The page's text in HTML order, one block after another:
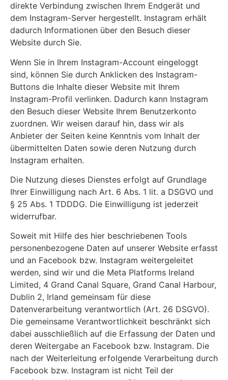
direkte Verbindung zwischen Ihrem Endgerät und
dem Instagram-Server hergestellt. Instagram erhält
dadurch Informationen über den Besuch dieser
Website durch Sie.
Wenn Sie in Ihrem Instagram-Account eingeloggt
sind, können Sie durch Anklicken des Instagram-
Buttons die Inhalte dieser Website mit Ihrem
Instagram-Profil verlinken. Dadurch kann Instagram
den Besuch dieser Website Ihrem Benutzerkonto
zuordnen. Wir weisen darauf hin, dass wir als
Anbieter der Seiten keine Kenntnis vom Inhalt der
übermittelten Daten sowie deren Nutzung durch
Instagram erhalten.
Die Nutzung dieses Dienstes erfolgt auf Grundlage
Ihrer Einwilligung nach Art. 6 Abs. 1 lit. a DSGVO und
§ 25 Abs. 1 TDDDG. Die Einwilligung ist jederzeit
widerrufbar.
Soweit mit Hilfe des hier beschriebenen Tools
personenbezogene Daten auf unserer Website erfasst
und an Facebook bzw. Instagram weitergeleitet
werden, sind wir und die Meta Platforms Ireland
Limited, 4 Grand Canal Square, Grand Canal Harbour,
Dublin 2, Irland gemeinsam für diese
Datenverarbeitung verantwortlich (Art. 26 DSGVO).
Die gemeinsame Verantwortlichkeit beschränkt sich
dabei ausschließlich auf die Erfassung der Daten und
deren Weitergabe an Facebook bzw. Instagram. Die
nach der Weiterleitung erfolgende Verarbeitung durch
Facebook bzw. Instagram ist nicht Teil der